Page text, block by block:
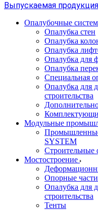
Выпускаемая продукция
Опалубочные
Опалубка стен
Опалубка
Опалубка
Опалубка для
Опалубка
Специальная
Опалубка для
строительства
Модульные
SYSTEM
Строительные
Мостостроение
Опорные части
Опалубка для
строительства
Тенты